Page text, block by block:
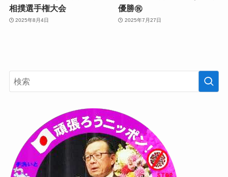
相撲選手権大会
2025年8月4日
優勝㊗️
2025年7月27日